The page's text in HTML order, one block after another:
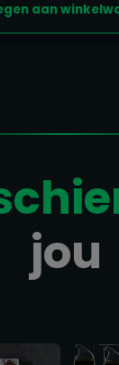
aan
jou